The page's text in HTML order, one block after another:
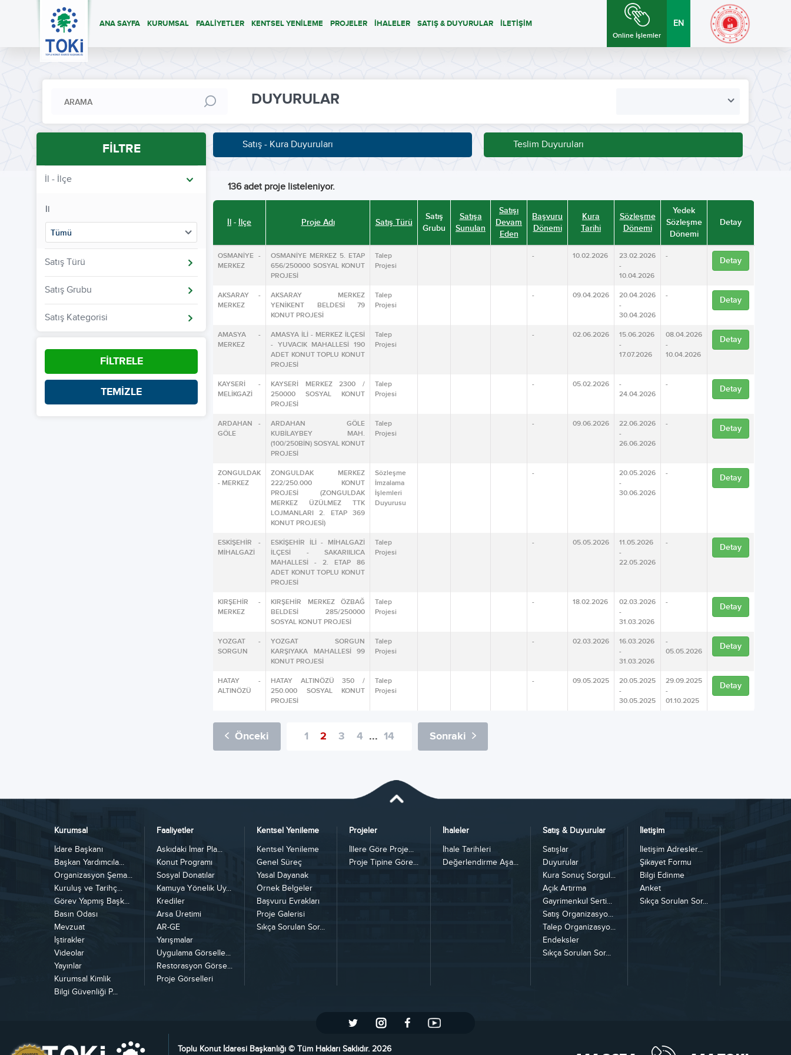
ANA SAYFA KURUMSAL FAALİYETLER KENTSEL YENİLEME PROJELER İHALELER SATIŞ & DUYURULAR İLETİŞİM
Online İşlemler
EN
DUYURULAR
FİLTRE
İl - İlçe
İl
Tümü
Satış Türü
Satış Grubu
Satış Kategorisi
FİLTRELE
TEMİZLE
Satış - Kura Duyuruları Teslim Duyuruları
136 adet proje listeleniyor.
İl - İlçe Proje Adı Satış Türü
Satış
Grubu
Satışa
Sunulan
Satışı
Devam
Eden
Başvuru
Dönemi
Kura
Tarihi
Sözleşme
Dönemi
Yedek
Sözleşme
Dönemi
Detay
OSMANİYE -
MERKEZ
OSMANİYE MERKEZ 5. ETAP
656/250000 SOSYAL KONUT
PROJESİ
Talep
Projesi
- 10.02.2026
23.02.2026
-
10.04.2026
- Detay
AKSARAY -
MERKEZ
AKSARAY MERKEZ
YENİKENT BELDESİ 79
KONUT PROJESİ
Talep
Projesi
- 09.04.2026
20.04.2026
-
30.04.2026
- Detay
AMASYA -
MERKEZ
AMASYA İLİ - MERKEZ İLÇESİ
- YUVACIK MAHALLESİ 190
ADET KONUT TOPLU KONUT
PROJESİ
Talep
Projesi
- 02.06.2026
15.06.2026
-
17.07.2026
08.04.2026
-
10.04.2026
Detay
KAYSERİ -
MELİKGAZİ
KAYSERİ MERKEZ 2300 /
250000 SOSYAL KONUT
PROJESİ
Talep
Projesi
- 05.02.2026
-
24.04.2026
- Detay
ARDAHAN -
GÖLE
ARDAHAN GÖLE
KUBİLAYBEY MAH.
(100/250BİN) SOSYAL KONUT
PROJESİ
Talep
Projesi
- 09.06.2026
22.06.2026
-
26.06.2026
- Detay
ZONGULDAK
- MERKEZ
ZONGULDAK MERKEZ
222/250.000 KONUT
PROJESİ (ZONGULDAK
MERKEZ ÜZÜLMEZ TTK
LOJMANLARI 2. ETAP 369
KONUT PROJESİ)
Sözleşme
İmzalama
İşlemleri
Duyurusu
-
20.05.2026
-
30.06.2026
- Detay
ESKİŞEHİR -
MİHALGAZİ
ESKİŞEHİR İLİ - MİHALGAZİ
İLÇESİ - SAKARIILICA
MAHALLESİ - 2. ETAP 86
ADET KONUT TOPLU KONUT
PROJESİ
Talep
Projesi
- 05.05.2026
11.05.2026
-
22.05.2026
- Detay
KIRŞEHİR -
MERKEZ
KIRŞEHİR MERKEZ ÖZBAĞ
BELDESİ 285/250000
SOSYAL KONUT PROJESİ
Talep
Projesi
- 18.02.2026
02.03.2026
-
31.03.2026
- Detay
YOZGAT -
SORGUN
YOZGAT SORGUN
KARŞIYAKA MAHALLESİ 99
KONUT PROJESİ
Talep
Projesi
- 02.03.2026
16.03.2026
-
31.03.2026
-
05.05.2026
Detay
HATAY -
ALTINÖZÜ
HATAY ALTINÖZÜ 350 /
250.000 SOSYAL KONUT
PROJESİ
Talep
Projesi
- 09.05.2025
20.05.2025
-
30.05.2025
29.09.2025
-
01.10.2025
Detay
Önceki 1 2 3 4 ... 14 Sonraki
Kurumsal
İdare Başkanı
Başkan Yardımcıla...
Organizasyon Şema...
Kuruluş ve Tarihç...
Görev Yapmış Başk...
Basın Odası
Mevzuat
İştirakler
Videolar
Yayınlar
Kurumsal Kimlik
Bilgi Güvenliği P...
Faaliyetler
Askıdaki İmar Pla...
Konut Programı
Sosyal Donatılar
Kamuya Yönelik Uy...
Krediler
Arsa Üretimi
AR-GE
Yarışmalar
Uygulama Görselle...
Restorasyon Görse...
Proje Görselleri
Kentsel Yenileme
Kentsel Yenileme
Genel Süreç
Yasal Dayanak
Örnek Belgeler
Başvuru Evrakları
Proje Galerisi
Sıkça Sorulan Sor...
Projeler
İllere Göre Proje...
Proje Tipine Göre...
İhaleler
İhale Tarihleri
Değerlendirme Aşa...
Satış & Duyurular
Satışlar
Duyurular
Kura Sonuç Sorgul...
Açık Artırma
Gayrimenkul Serti...
Satış Organizasyo...
Talep Organizasyo...
Endeksler
Sıkça Sorulan Sor...
İletişim
İletişim Adresler...
Şikayet Formu
Bilgi Edinme
Anket
Sıkça Sorulan Sor...
Toplu Konut İdaresi Başkanlığı © Tüm Hakları Saklıdır. 2026